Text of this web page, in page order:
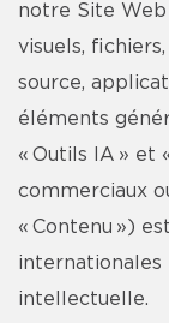
notre Site Web
visuels,
source,
éléments
« Outils IA » et
commerciaux
« Contenu »)
intellectuelle.